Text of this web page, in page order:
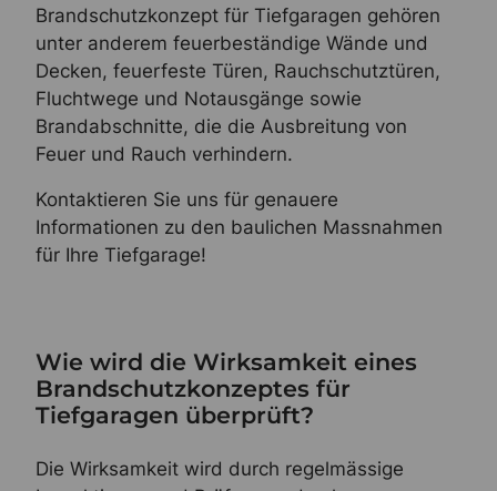
Brandschutzkonzept für Tiefgaragen gehören
unter anderem feuerbeständige Wände und
Decken, feuerfeste Türen, Rauchschutztüren,
Fluchtwege und Notausgänge sowie
Brandabschnitte, die die Ausbreitung von
Feuer und Rauch verhindern.
Kontaktieren Sie uns für genauere
Informationen zu den baulichen Massnahmen
für Ihre Tiefgarage!
Wie wird die Wirksamkeit eines
Brandschutzkonzeptes für
Tiefgaragen überprüft?
Die Wirksamkeit wird durch regelmässige